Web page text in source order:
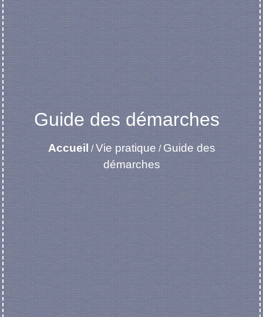
Guide des démarches
Accueil /Vie pratique / Guide des
démarches